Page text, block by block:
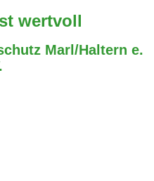
wertvoll
Marl/Haltern e.